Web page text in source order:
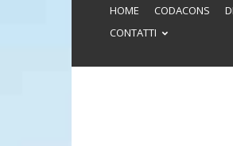
HOME CODACONS
CONTATTI